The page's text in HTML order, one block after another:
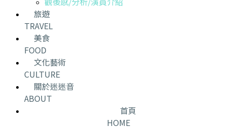
旅遊
TRAVEL
美食
FOOD
文化藝術
CULTURE
關於迷迷音
ABOUT
首頁
HOME